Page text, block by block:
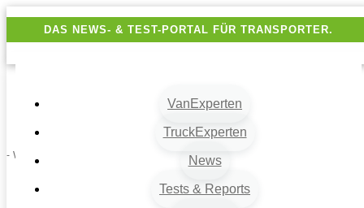
DAS NEWS- & TEST-PORTAL FÜR TRANSPORTER.
VanExperten
TruckExperten
News
Tests & Reports
- Werbung -